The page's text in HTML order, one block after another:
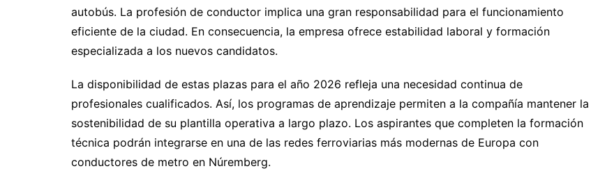
autobús. La profesión de conductor implica una gran responsabilidad para el funcionamiento
eficiente de la ciudad. En consecuencia, la empresa ofrece estabilidad laboral y formación
especializada a los nuevos candidatos.
La disponibilidad de estas plazas para el año 2026 refleja una necesidad continua de
profesionales cualificados. Así, los programas de aprendizaje permiten a la compañía mantener la
sostenibilidad de su plantilla operativa a largo plazo. Los aspirantes que completen la formación
técnica podrán integrarse en una de las redes ferroviarias más modernas de Europa con
conductores de metro en Núremberg.